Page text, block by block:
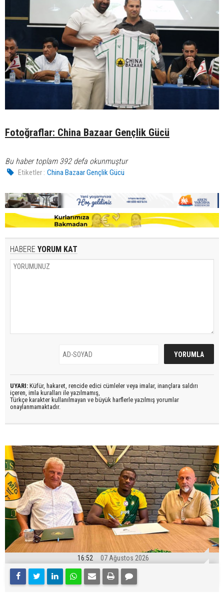
Fotoğraflar: China Bazaar Gençlik Gücü
Bu haber toplam 392 defa okunmuştur
Etiketler : China Bazaar Gençlik Gücü
HABERE YORUM KAT
UYARI: Küfür, hakaret, rencide edici cümleler veya imalar, inançlara saldırı
içeren, imla kuralları ile yazılmamış,
Türkçe karakter kullanılmayan ve büyük harflerle yazılmış yorumlar
onaylanmamaktadır.
16:52 07 Ağustos 2026